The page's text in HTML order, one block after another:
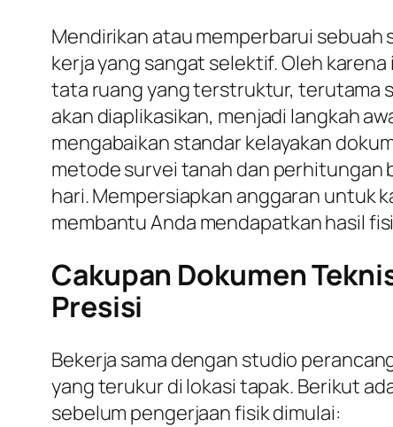
Mendirikan atau memperbarui sebuah
kerja yang sangat selektif. Oleh
tata ruang yang terstruktur, terutama
akan diaplikasikan, menjadi langkah
mengabaikan standar kelayakan
metode survei tanah dan perhitungan
hari. Mempersiapkan anggaran untuk
membantu Anda mendapatkan hasil
Cakupan Dokumen
Presisi
Bekerja sama dengan studio
yang terukur di lokasi tapak. Berikut
sebelum pengerjaan fisik dimulai: